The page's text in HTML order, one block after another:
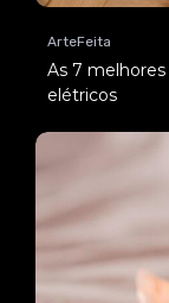
ArteFeita
As 7 melhores
elétricos